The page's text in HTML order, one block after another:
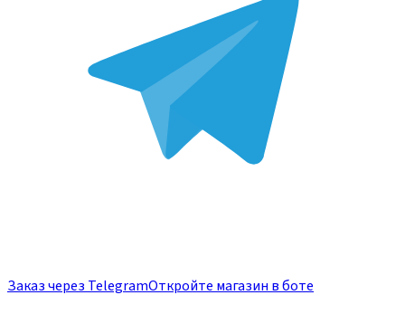
Заказ через TelegramОткройте магазин в боте